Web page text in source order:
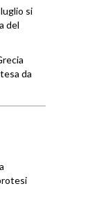
si
del
da